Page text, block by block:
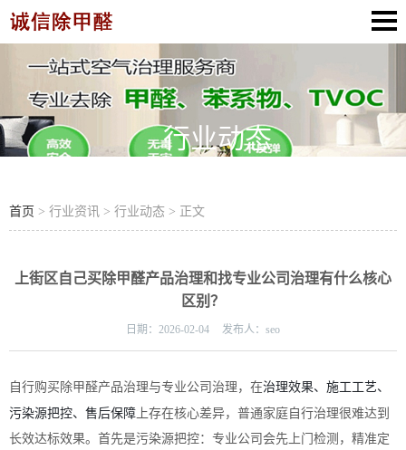
行业动态
首页 > 行业资讯 > 行业动态 > 正文
上街区自己买除甲醛产品治理和找专业公司治理有什么核心
区别？
日期： 2026-02-04 发布人： seo
自行购买除甲醛产品治理与专业公司治理，在治理效果、施工工艺、
污染源把控、售后保障 上存在核心差异，普通家庭自行治理很难达到
长效达标效果。首先是污染源把控：专业公司会先上门检测，精准定